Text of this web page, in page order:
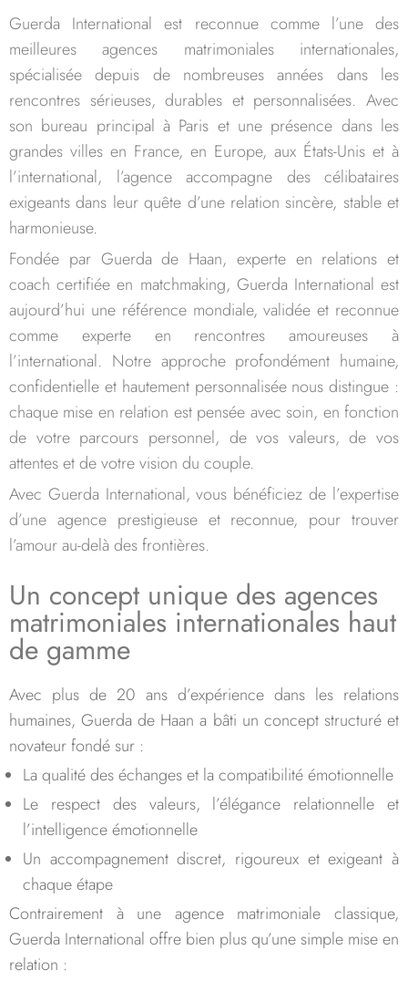
Guerda International est reconnue comme l’une des
meilleures agences matrimoniales internationales,
spécialisée depuis de nombreuses années dans les
rencontres sérieuses, durables et personnalisées. Avec
son bureau principal à Paris et une présence dans les
grandes villes en France, en Europe, aux États-Unis et à
l’international, l’agence accompagne des célibataires
exigeants dans leur quête d’une relation sincère, stable et
harmonieuse.
Fondée par Guerda de Haan, experte en relations et
coach certifiée en matchmaking, Guerda International est
aujourd’hui une référence mondiale, validée et reconnue
comme experte en rencontres amoureuses à
l’international. Notre approche profondément humaine,
confidentielle et hautement personnalisée nous distingue :
chaque mise en relation est pensée avec soin, en fonction
de votre parcours personnel, de vos valeurs, de vos
attentes et de votre vision du couple.
Avec Guerda International, vous bénéficiez de l’expertise
d’une agence prestigieuse et reconnue, pour trouver
l’amour au-delà des frontières.
Un concept unique des agences
matrimoniales internationales haut
de gamme
Avec plus de 20 ans d’expérience dans les relations
humaines, Guerda de Haan a bâti un concept structuré et
novateur fondé sur :
La qualité des échanges et la compatibilité émotionnelle
Le respect des valeurs, l’élégance relationnelle et
l’intelligence émotionnelle
Un accompagnement discret, rigoureux et exigeant à
chaque étape
Contrairement à une agence matrimoniale classique,
Guerda International offre bien plus qu’une simple mise en
relation :